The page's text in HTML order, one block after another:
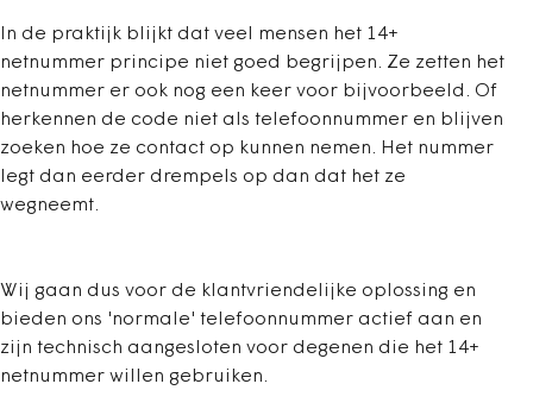
In de praktijk blijkt dat veel mensen het 14+
netnummer principe niet goed begrijpen. Ze zetten het
netnummer er ook nog een keer voor bijvoorbeeld. Of
herkennen de code niet als telefoonnummer en blijven
zoeken hoe ze contact op kunnen nemen. Het nummer
legt dan eerder drempels op dan dat het ze
wegneemt.
Wij gaan dus voor de klantvriendelijke oplossing en
bieden ons 'normale' telefoonnummer actief aan en
zijn technisch aangesloten voor degenen die het 14+
netnummer willen gebruiken.